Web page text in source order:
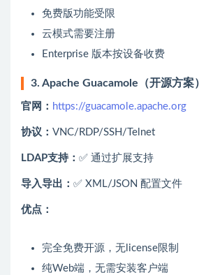
免费版功能受限
云模式需要注册
Enterprise 版本按设备收费
3. Apache Guacamole（开源方案）
官网： https://guacamole.apache.org
协议： VNC/RDP/SSH/Telnet
LDAP支持： ✅ 通过扩展支持
导入导出： ✅ XML/JSON 配置文件
优点：
完全免费开源，无license限制
纯Web端，无需安装客户端